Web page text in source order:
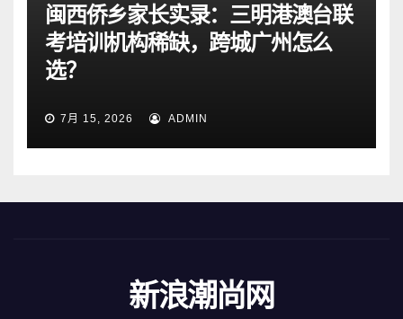
闽西侨乡家长实录：三明港澳台联
考培训机构稀缺，跨城广州怎么
选？
7月 15, 2026 ADMIN
新浪潮尚网